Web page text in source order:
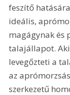
feszítő
ideális,
magágynak és
talajállapot.
levegőzteti a
az
szerkezetű